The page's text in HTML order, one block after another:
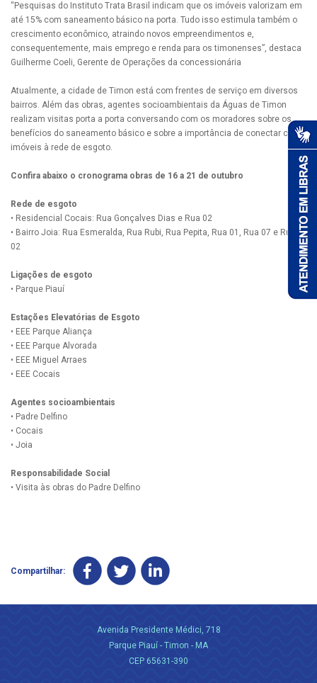
“Pesquisas do Instituto Trata Brasil indicam que os imóveis valorizam em
até 15% com saneamento básico na porta. Tudo isso estimula também o
crescimento econômico, atraindo novos empreendimentos e,
consequentemente, mais emprego e renda para os timonenses”, destaca
Guilherme Coeli, Gerente de Operações da concessionária
Atualmente, a cidade de Timon está com frentes de serviço em diversos
bairros. Além das obras, agentes socioambientais da Águas de Timon
realizam visitas porta a porta conversando com os moradores sobre os
benefícios do saneamento básico e sobre a importância de conectar os
imóveis à rede de esgoto.
Confira abaixo o cronograma obras de 16 a 21 de outubro
Rede de esgoto
• Residencial Cocais: Rua Gonçalves Dias e Rua 02
• Bairro Joia: Rua Esmeralda, Rua Rubi, Rua Pepita, Rua 01, Rua 07 e Rua
02
Ligações de esgoto
• Parque Piauí
Estações Elevatórias de Esgoto
• EEE Parque Aliança
• EEE Parque Alvorada
• EEE Miguel Arraes
• EEE Cocais
Agentes socioambientais
• Padre Delfino
• Cocais
• Joia
Responsabilidade Social
• Visita às obras do Padre Delfino
Compartilhar:
Avenida Presidente Médici, 718
Parque Piauí - Timon - MA
CEP 65631-390